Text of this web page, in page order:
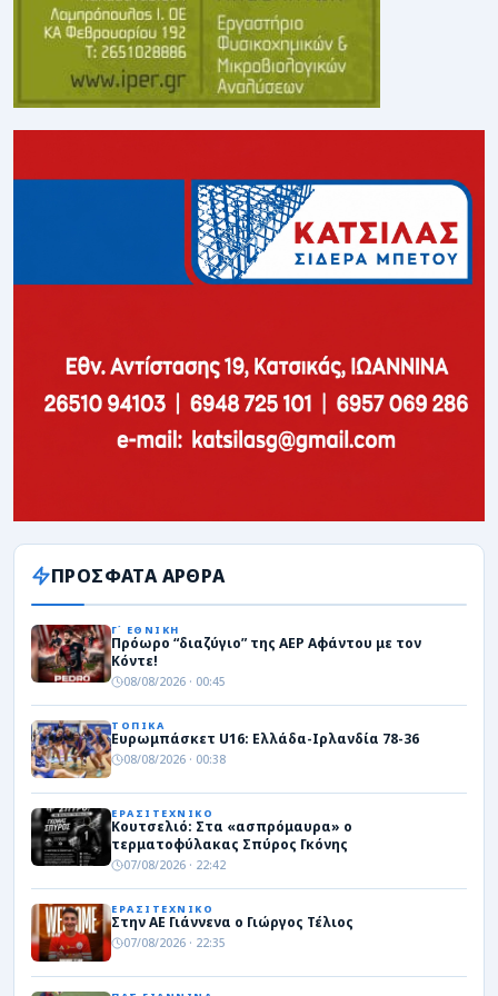
ΠΡΟΣΦΑΤΑ ΑΡΘΡΑ
Γ΄ ΕΘΝΙΚΗ
Πρόωρο “διαζύγιο” της ΑΕΡ Αφάντου με τον
Κόντε!
08/08/2026 · 00:45
ΤΟΠΙΚΑ
Ευρωμπάσκετ U16: Ελλάδα-Ιρλανδία 78-36
08/08/2026 · 00:38
ΕΡΑΣΙΤΕΧΝΙΚΟ
Κουτσελιό: Στα «ασπρόμαυρα» ο
τερματοφύλακας Σπύρος Γκόνης
07/08/2026 · 22:42
ΕΡΑΣΙΤΕΧΝΙΚΟ
Στην ΑΕ Γιάννενα ο Γιώργος Τέλιος
07/08/2026 · 22:35